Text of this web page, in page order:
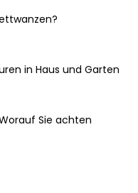
in Haus und Garten
Sie achten